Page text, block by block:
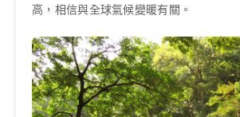
高，相信與全球氣候變暖有關。